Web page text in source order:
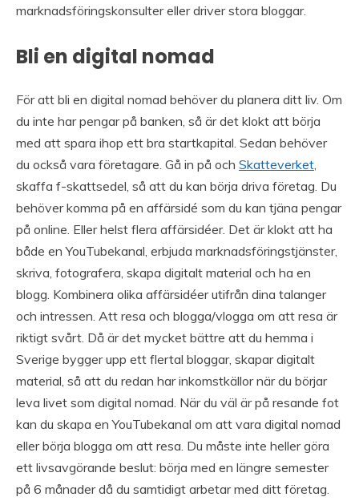
marknadsföringskonsulter eller driver stora bloggar.
Bli en digital nomad
För att bli en digital nomad behöver du planera ditt liv. Om
du inte har pengar på banken, så är det klokt att börja
med att spara ihop ett bra startkapital. Sedan behöver
du också vara företagare. Gå in på och Skatteverket
skaffa f-skattsedel, så att du kan börja driva företag. Du
behöver komma på en affärsidé som du kan tjäna pengar
på online. Eller helst flera affärsidéer. Det är klokt att ha
både en YouTubekanal, erbjuda marknadsföringstjänster,
skriva, fotografera, skapa digitalt material och ha en
blogg. Kombinera olika affärsidéer utifrån dina talanger
och intressen. Att resa och blogga/vlogga om att resa är
riktigt svårt. Då är det mycket bättre att du hemma i
Sverige bygger upp ett flertal bloggar, skapar digitalt
material, så att du redan har inkomstkällor när du börjar
leva livet som digital nomad. När du väl är på resande fot
kan du skapa en YouTubekanal om att vara digital nomad
eller börja blogga om att resa. Du måste inte heller göra
ett livsavgörande beslut: börja med en längre semester
på 6 månader då du samtidigt arbetar med ditt företag.